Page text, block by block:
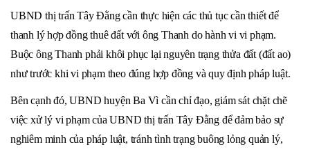
UBND thị trấn Tây Đằng cần thực hiện các thủ tục cần thiết để
thanh lý hợp đồng thuê đất với ông Thanh do hành vi vi phạm.
Buộc ông Thanh phải khôi phục lại nguyên trạng thửa đất (đất ao)
như trước khi vi phạm theo đúng hợp đồng và quy định pháp luật.
Bên cạnh đó,UBND huyện Ba Vì cần chỉ đạo, giám sát chặt chẽ
việc xử lý vi phạm của UBND thị trấn Tây Đằng để đảm bảo sự
nghiêm minh của pháp luật, tránh tình trạng buông lỏng quản lý,